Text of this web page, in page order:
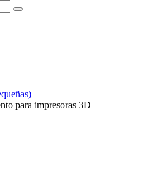
para impresoras 3D